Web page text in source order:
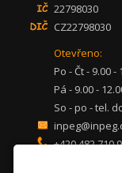
22798030
CZ22798030
Otevřeno:
Po - Čt - 9.00 -
Pá - 9.00 -
So - po - tel.
+420 482 710